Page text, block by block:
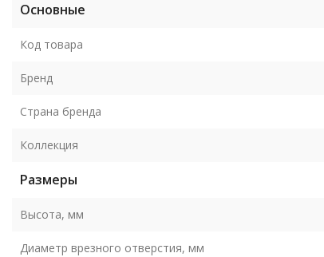
Основные
Код товара
Бренд
Страна бренда
Коллекция
Размеры
Высота, мм
Диаметр врезного отверстия, мм